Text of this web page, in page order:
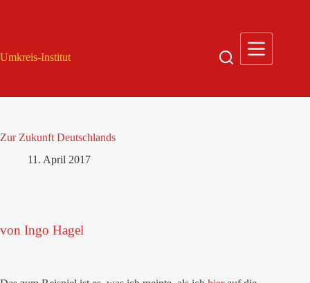
Umkreis-Institut
Zur Zukunft Deutschlands
11. April 2017
von Ingo Hagel